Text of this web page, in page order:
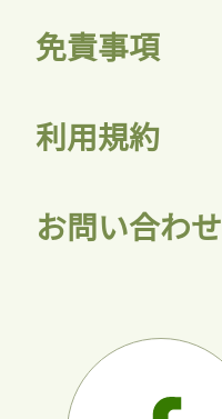
免責事項
利用規約
お問い合わせ